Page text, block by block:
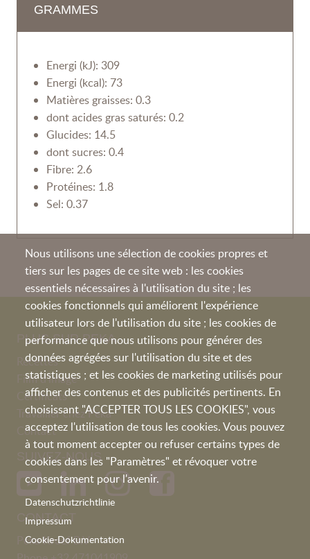
GRAMMES
Energi (kJ): 309
Energi (kcal): 73
Matières graisses: 0.3
dont acides gras saturés: 0.2
Glucides: 14.5
dont sucres: 0.4
Fibre: 2.6
Protéines: 1.8
Sel: 0.37
Nous utilisons une sélection de cookies propres et
tiers sur les pages de ce site web : les cookies
essentiels nécessaires à l'utilisation du site ; les
cookies fonctionnels qui améliorent l'expérience
utilisateur lors de l'utilisation du site ; les cookies de
performance que nous utilisons pour générer des
données agrégées sur l'utilisation du site et des
statistiques ; et les cookies de marketing utilisés pour
afficher des contenus et des publicités pertinents. En
choisissant "ACCEPTER TOUS LES COOKIES", vous
acceptez l'utilisation de tous les cookies. Vous pouvez
à tout moment accepter ou refuser certains types de
cookies dans les "Paramètres" et révoquer votre
consentement pour l'avenir.
Datenschutzrichtlinie
Impressum
Cookie-Dokumentation
PLUS SUR PEKA
Recettes
Film d'image
Certificats
Travailler chez Peka
Contact
SUIVEZ-NOUS
CONTACT
Peka Kroef B.V